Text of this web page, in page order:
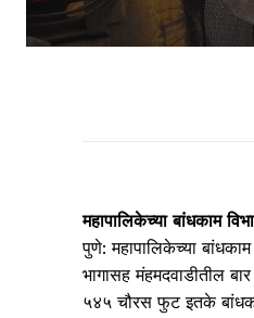
महापालिकेच्या बांधकाम
पुणे: महापालिकेच्या
भागासह मंहमदवाडीतील
५४५ चौरस फुट इतके